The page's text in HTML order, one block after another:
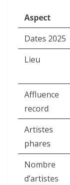
Aspect
Dates 2025
Lieu
Affluence
record
Artistes
phares
Nombre
d’artistes